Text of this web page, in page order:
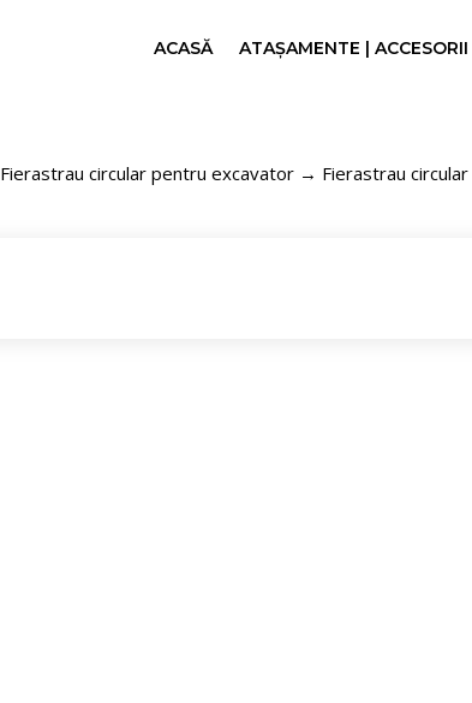
ACASĂ ATAȘAMENTE | ACCESORII
Fierastrau circular pentru excavator → Fierastrau